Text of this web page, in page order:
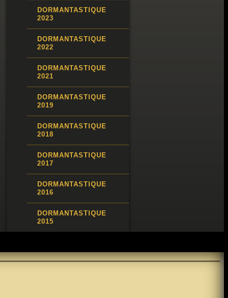
DORMANTASTIQUE
2023
DORMANTASTIQUE
2022
DORMANTASTIQUE
2021
DORMANTASTIQUE
2019
DORMANTASTIQUE
2018
DORMANTASTIQUE
2017
DORMANTASTIQUE
2016
DORMANTASTIQUE
2015